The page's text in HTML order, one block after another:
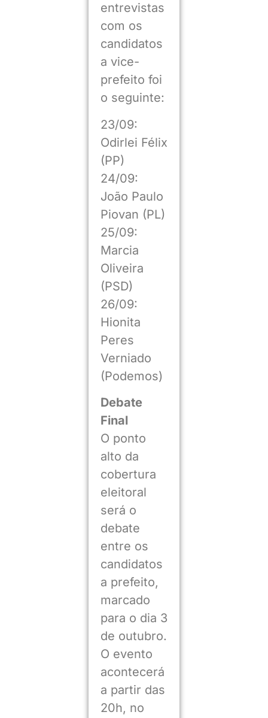
entrevistas
com os
candidatos
a vice-
prefeito foi
o seguinte:
23/09:
Odirlei Félix
(PP)
24/09:
João Paulo
Piovan (PL)
25/09:
Marcia
Oliveira
(PSD)
26/09:
Hionita
Peres
Verniado
(Podemos)
Debate
Final
O ponto
alto da
cobertura
eleitoral
será o
debate
entre os
candidatos
a prefeito,
marcado
para o dia 3
de outubro.
O evento
acontecerá
a partir das
20h, no